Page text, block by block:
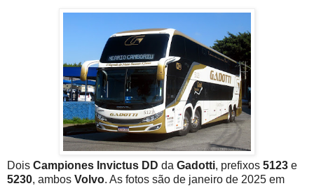
Dois Campiones Invictus DD da Gadotti, prefixos 5123 e
5230, ambos Volvo. As fotos são de janeiro de 2025 em